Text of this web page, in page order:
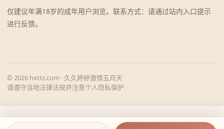
仅建议年满18岁的成年用户浏览。联系方式：请通过站内入口提示
进行反馈。
© 2026 hxttz.com · 久久婷婷激情五月天
请遵守当地法律法规并注意个人隐私保护